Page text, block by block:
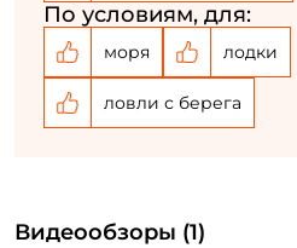
По условиям, для:
моря лодки
ловли с берега
Видеообзоры (1)